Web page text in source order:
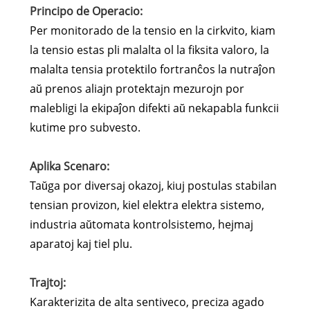
Principo de Operacio:
Per monitorado de la tensio en la cirkvito, kiam
la tensio estas pli malalta ol la fiksita valoro, la
malalta tensia protektilo fortranĉos la nutraĵon
aŭ prenos aliajn protektajn mezurojn por
malebligi la ekipaĵon difekti aŭ nekapabla funkcii
kutime pro subvesto.
Aplika Scenaro:
Taŭga por diversaj okazoj, kiuj postulas stabilan
tensian provizon, kiel elektra elektra sistemo,
industria aŭtomata kontrolsistemo, hejmaj
aparatoj kaj tiel plu.
Trajtoj:
Karakterizita de alta sentiveco, preciza agado